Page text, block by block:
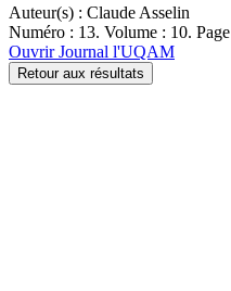
Auteur(s) : Claude Asselin
Numéro : 13. Volume : 10.
Ouvrir Journal l'UQAM
Retour aux résultats